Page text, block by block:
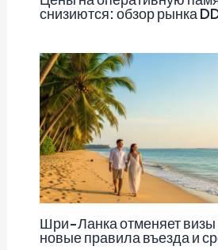
снизиются: обзор рынка
Шри-Ланка отменяет визы
новые правила въезда и